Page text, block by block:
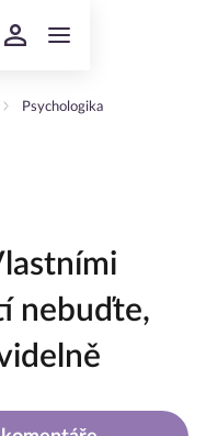
Psychologika
nebuďte,